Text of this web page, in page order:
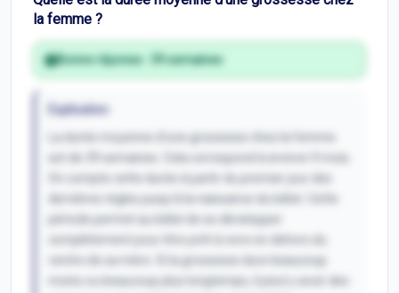
la femme ?
Bonne réponse : 39 semaines
Explication
La durée moyenne d'une grossesse chez la femme
est de 39 semaines. Cela correspond à environ 9 mois.
dernières règles jusqu'à la naissance du bébé. Cette
période permet au bébé de se développer
ventre de sa mère. Si la grossesse dure beaucoup
moins ou beaucoup plus longtemps, il peut y avoir des